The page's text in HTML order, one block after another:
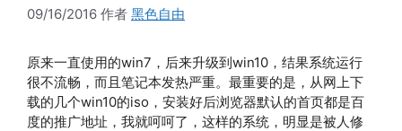
09/16/2016 作者 黑色自由
原来一直使用的win7，后来升级到win10，结果系统运行
很不流畅，而且笔记本发热严重。最重要的是，从网上下
载的几个win10的iso，安装好后浏览器默认的首页都是百
度的推广地址，我就呵呵了，这样的系统，明显是被人修